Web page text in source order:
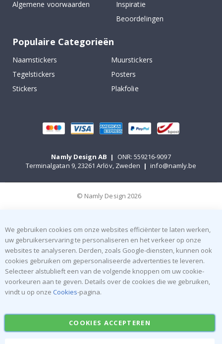
Algemene voorwaarden
Inspiratie
Beoordelingen
Populaire Categorieën
Naamstickers
Muurstickers
Tegelstickers
Posters
Stickers
Plakfolie
Namly Design AB |
ONR: 559216-9097
Terminalgatan 9, 23261 Arlöv, Zweden | info@namly.be
© Namly Design 2026
We gebruiken cookies om onze websites efficiënter te laten werken,
uw gebruikerservaring te personaliseren en het verkeer op onze
websites te analyseren. Derden, zoals Google-diensten, kunnen ook
cookies gebruiken om gepersonaliseerde advertenties te leveren.
Selecteer alstublieft een van de volgende knoppen om uw cookie-
voorkeuren aan te geven. Details over de cookies die we gebruiken,
vindt u op onze Cookies-pagina.
COOKIES ACCEPTEREN